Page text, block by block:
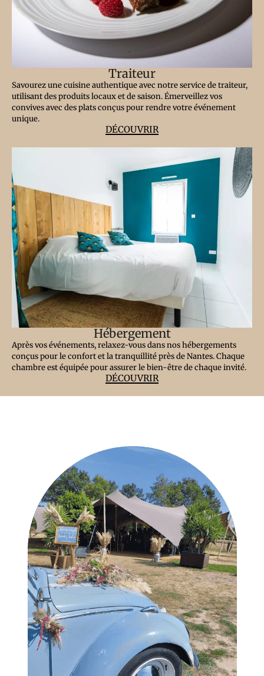
Traiteur
Savourez une cuisine authentique avec notre service de traiteur,
utilisant des produits locaux et de saison. Émerveillez vos
convives avec des plats conçus pour rendre votre événement
unique.
DÉCOUVRIR
Hébergement
Après vos événements, relaxez-vous dans nos hébergements
conçus pour le confort et la tranquillité près de Nantes. Chaque
chambre est équipée pour assurer le bien-être de chaque invité.
DÉCOUVRIR